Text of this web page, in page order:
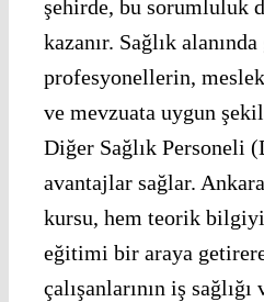
şehirde, bu sorumluluk
kazanır. Sağlık
profesyonellerin,
ve mevzuata uygun
Diğer Sağlık Personeli
avantajlar sağlar.
kursu, hem teorik
eğitimi bir araya
çalışanlarının iş